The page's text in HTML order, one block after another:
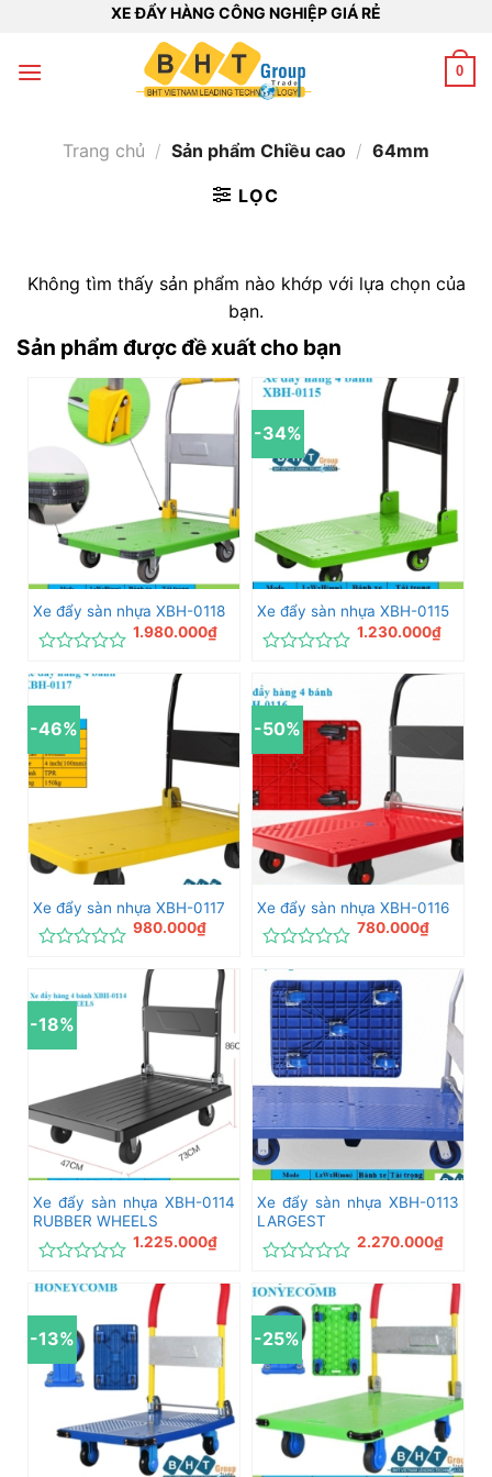
nội
XE ĐẨY HÀNG CÔNG NGHIỆP GIÁ RẺ
0
Trang chủ / Sản phẩm Chiều cao / 64mm
LỌC
Không tìm thấy sản phẩm nào khớp với lựa chọn của
bạn.
Sản phẩm được đề xuất cho bạn
Xe đẩy sàn nhựa XBH-0118
xếp
0
5
sao
1.980.000₫
-34%
Xe đẩy sàn nhựa XBH-0115
xếp
hạng
0
5
sao
1.230.000₫
-46%
Xe đẩy sàn nhựa XBH-0117
hạng
0
5
sao
980.000₫
-50%
Xe đẩy sàn nhựa XBH-0116
xếp
hạng
5
sao
780.000₫
-18%
Xe đẩy sàn nhựa XBH-0114
RUBBER WHEELS
xếp
0
5
sao
1.225.000₫
Xe đẩy sàn nhựa XBH-0113
LARGEST
xếp
hạng
0
5
sao
2.270.000₫
-13% -25%